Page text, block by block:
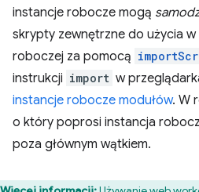
instancje robocze mogą
skrypty zewnętrzne do użycia
roboczej za pomocą
instrukcji import w
instancje robocze modułów. W
o który poprosi instancja
poza głównym wątkiem.